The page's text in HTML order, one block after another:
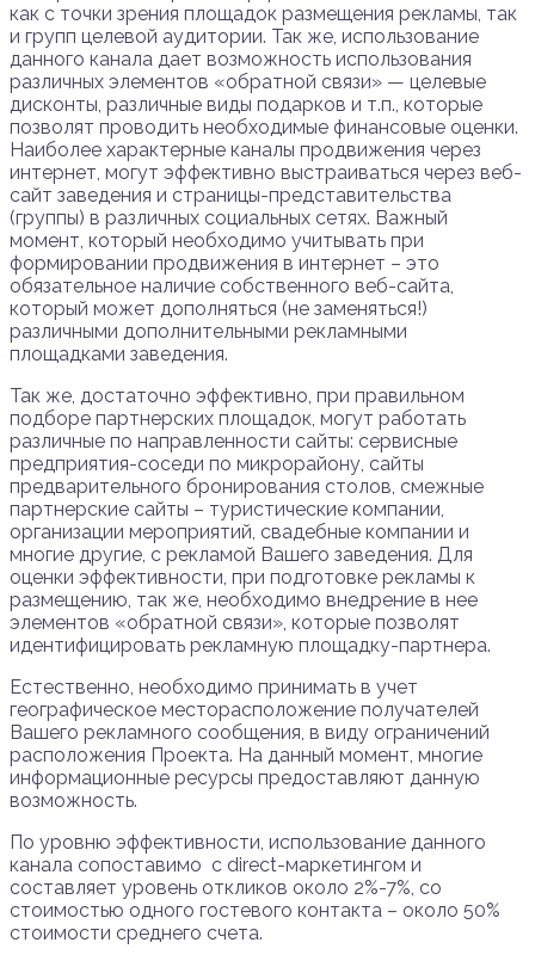
как с точки зрения площадок размещения рекламы, так
и групп целевой аудитории. Так же, использование
данного канала дает возможность использования
различных элементов «обратной связи» — целевые
дисконты, различные виды подарков и т.п., которые
позволят проводить необходимые финансовые оценки.
Наиболее характерные каналы продвижения через
интернет, могут эффективно выстраиваться через веб-
сайт заведения и страницы-представительства
(группы) в различных социальных сетях. Важный
момент, который необходимо учитывать при
формировании продвижения в интернет – это
обязательное наличие собственного веб-сайта,
который может дополняться (не заменяться!)
различными дополнительными рекламными
площадками заведения.
Так же, достаточно эффективно, при правильном
подборе партнерских площадок, могут работать
различные по направленности сайты: сервисные
предприятия-соседи по микрорайону, сайты
предварительного бронирования столов, смежные
партнерские сайты – туристические компании,
организации мероприятий, свадебные компании и
многие другие, с рекламой Вашего заведения. Для
оценки эффективности, при подготовке рекламы к
размещению, так же, необходимо внедрение в нее
элементов «обратной связи», которые позволят
идентифицировать рекламную площадку-партнера.
Естественно, необходимо принимать в учет
географическое месторасположение получателей
Вашего рекламного сообщения, в виду ограничений
расположения Проекта. На данный момент, многие
информационные ресурсы предоставляют данную
возможность.
По уровню эффективности, использование данного
канала сопоставимо с direct-маркетингом и
составляет уровень откликов около 2%-7%, со
стоимостью одного гостевого контакта – около 50%
стоимости среднего счета.